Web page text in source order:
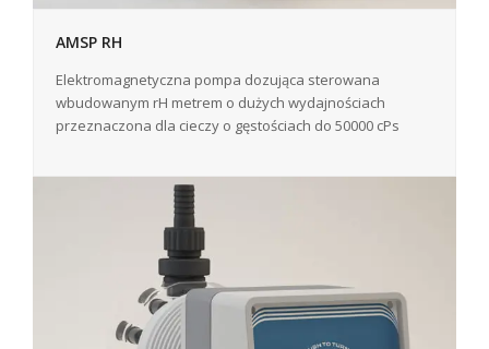
AMSP RH
Elektromagnetyczna pompa dozująca sterowana
wbudowanym rH metrem o dużych wydajnościach
przeznaczona dla cieczy o gęstościach do 50000 cPs